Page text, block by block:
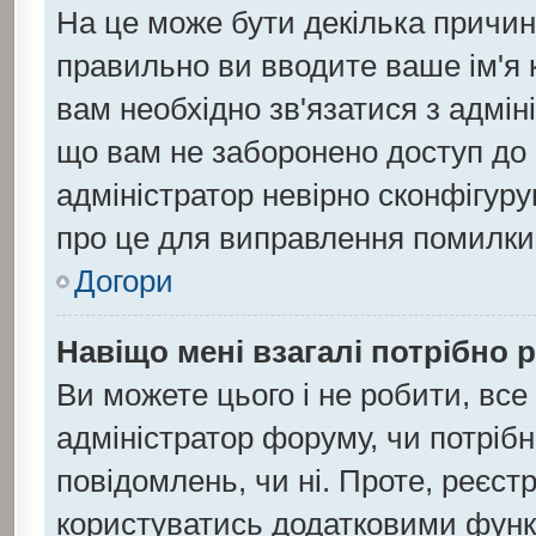
На це може бути декілька
правильно ви вводите ваше ім'я
вам необхідно зв'язатися з
що вам не заборонено доступ
адміністратор невірно
про це для виправлення
Догори
Навіщо мені взагалі потрібно
Ви можете цього і не робити,
адміністратор форуму, чи
повідомлень, чи ні. Проте,
користуватись додатковими